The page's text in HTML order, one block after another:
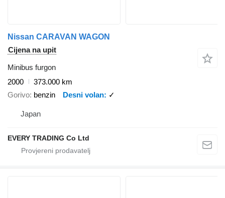
Nissan CARAVAN WAGON
Cijena na upit
Minibus furgon
2000
373.000 km
Gorivo benzin Desni volan ✓
Japan
EVERY TRADING Co Ltd